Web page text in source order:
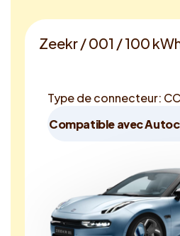
Zeekr / 001 / 100
Type de connecteur:
Compatible avec